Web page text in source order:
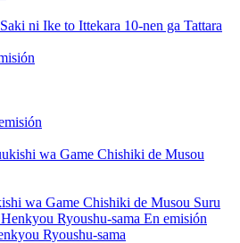
ni Ike to Ittekara 10-nen ga Tattara
wa Game Chishiki de Musou Suru
En emisión
Ryoushu-sama